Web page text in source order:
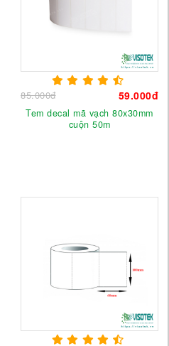
85.000đ 59.000đ
Tem decal mã vạch 80x30mm
cuộn 50m